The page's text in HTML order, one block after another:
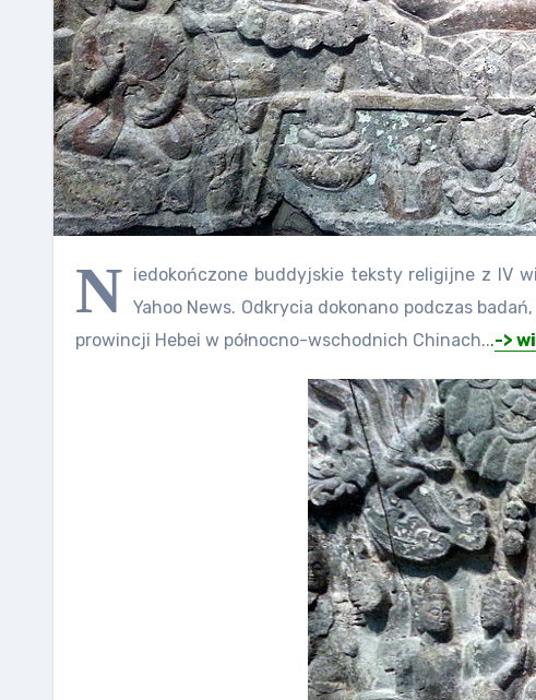
N iedokończone buddyjskie teksty religijne z IV
Yahoo News. Odkrycia dokonano podczas
prowincji Hebei w północno-wschodnich Chinach...->